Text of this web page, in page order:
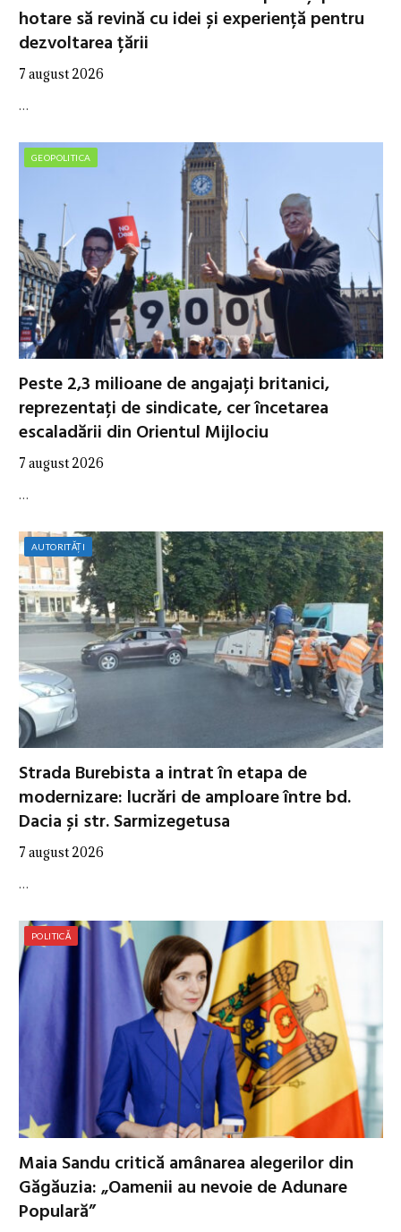
hotare să revină cu idei și experiență pentru
dezvoltarea țării
7 august 2026
…
GEOPOLITICA
Peste 2,3 milioane de angajați britanici,
reprezentați de sindicate, cer încetarea
escaladării din Orientul Mijlociu
7 august 2026
…
AUTORITĂȚI
Strada Burebista a intrat în etapa de
modernizare: lucrări de amploare între bd.
Dacia și str. Sarmizegetusa
7 august 2026
…
POLITICĂ
Maia Sandu critică amânarea alegerilor din
Găgăuzia: „Oamenii au nevoie de Adunare
Populară”